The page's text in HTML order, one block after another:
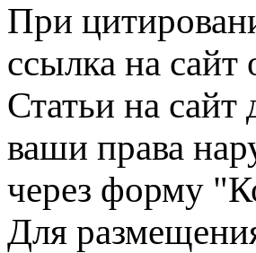
При
ссылка на сайт
Статьи на
ваши права
через форму
Для